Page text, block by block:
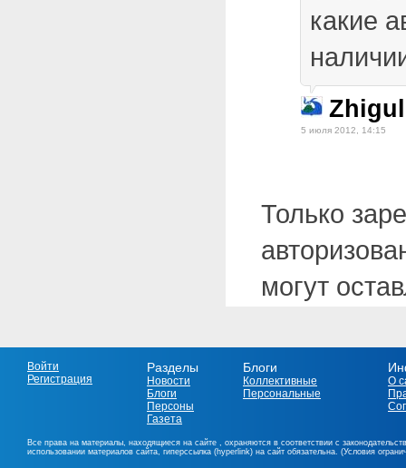
какие
5 июля 2012, 14:15
Только
могут
Войти
Регистрация
Разделы
Новости
Блоги
Персоны
Газета
Блоги
Коллективные
Персональные
О
Все права на материалы, находящиеся на сайте , охраняются в соответствии с
использовании материалов сайта, гиперссылка (hyperlink) на сайт обязательна. (Условия